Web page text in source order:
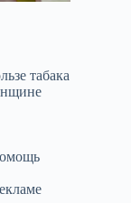
табака